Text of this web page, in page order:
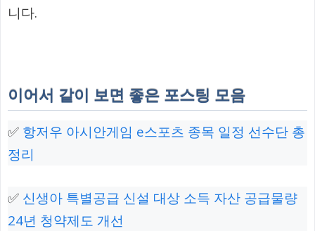
니다.
이어서 같이 보면 좋은 포스팅 모음
✅ 항저우 아시안게임 e스포츠 종목 일정 선수단 총
정리
✅ 신생아 특별공급 신설 대상 소득 자산 공급물량
24년 청약제도 개선